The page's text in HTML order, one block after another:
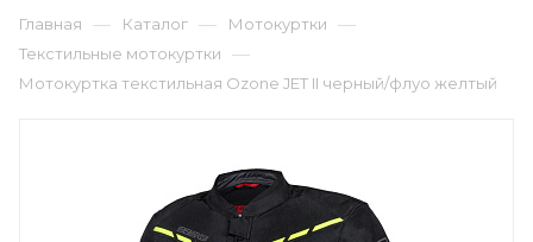
Главная — Каталог — Мотокуртки —
Текстильные мотокуртки —
Мотокуртка текстильная Ozone JET II черный/флуо желтый